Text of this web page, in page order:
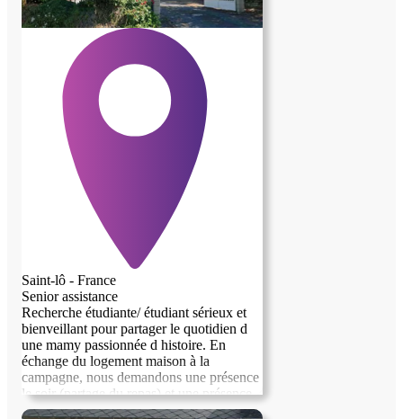
Saint-lô - France
Senior assistance
Recherche étudiante/ étudiant sérieux et
bienveillant pour partager le quotidien d
une mamy passionnée d histoire. En
échange du logement maison à la
campagne, nous demandons une présence
le soir (partage du repas) et une présence
rassurante la nuit.